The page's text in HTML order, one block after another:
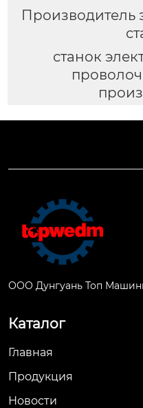
Производитель
станок
ООО Дунгуань Топ
Каталог
Главная
Продукция
Новости